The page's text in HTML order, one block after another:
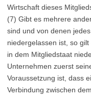
Wirtschaft dieses
(7) Gibt es mehrere
sind und von denen
niedergelassen ist, so
in dem Mitgliedstaat
Unternehmen zuerst
Voraussetzung ist, dass
Verbindung zwischen